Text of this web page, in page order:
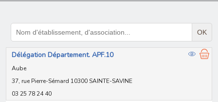
OK
Délégation Département. APF.10
Aube
37, rue Pierre-Sémard 10300 SAINTE-SAVINE
03 25 78 24 40